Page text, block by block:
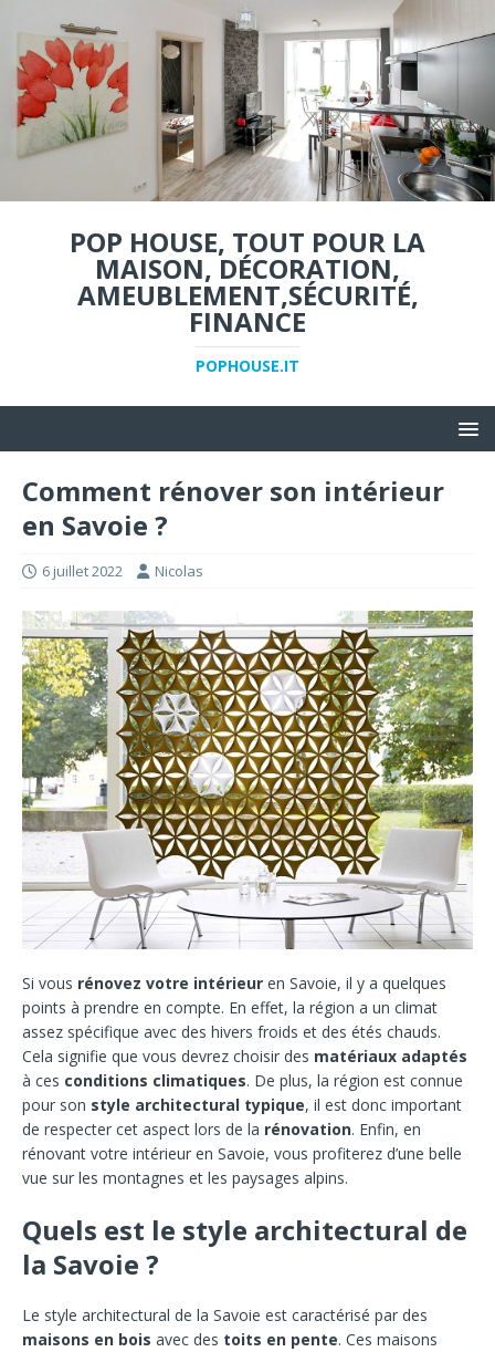
POP HOUSE, TOUT POUR LA
MAISON, DÉCORATION,
AMEUBLEMENT,SÉCURITÉ,
FINANCE
POPHOUSE.IT
Comment rénover son intérieur
en Savoie ?
6 juillet 2022 Nicolas
Si vous rénovez votre intérieur en Savoie, il y a quelques
points à prendre en compte. En effet, la région a un climat
assez spécifique avec des hivers froids et des étés chauds.
Cela signifie que vous devrez choisir des matériaux adaptés
à ces conditions climatiques. De plus, la région est connue
pour son style architectural typique, il est donc important
de respecter cet aspect lors de la rénovation. Enfin, en
rénovant votre intérieur en Savoie, vous profiterez d’une belle
vue sur les montagnes et les paysages alpins.
Quels est le style architectural de
la Savoie ?
Le style architectural de la Savoie est caractérisé par des
maisons en bois avec des toits en pente. Ces maisons